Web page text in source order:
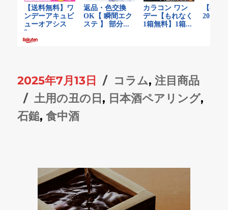
投
稿
日:
2025年7月13日
カ
テ
コラム,注目商品
タ
グ
土用の丑の日, 日本酒ペアリング,
石鎚,食中酒